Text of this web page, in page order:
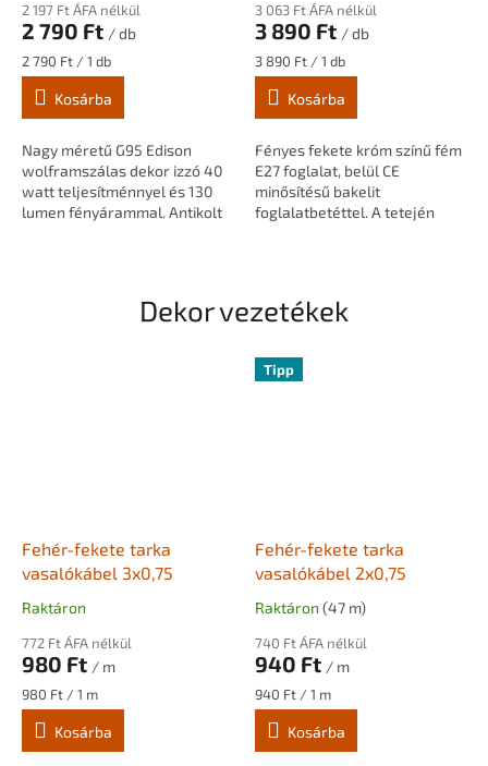
2 197 Ft ÁFA nélkül
2 790 Ft / db
Egységár:
2 790 Ft / 1 db
Kosárba
Nagy méretű G95 Edison
wolframszálas dekor izzó 40
watt teljesítménnyel és 130
lumen fényárammal. Antikolt
3 063 Ft ÁFA nélkül
3 890 Ft / db
Egységár:
3 890 Ft / 1 db
Kosárba
Fényes fekete króm színű fém
E27 foglalat, belül CE
minősítésű bakelit
foglalatbetéttel. A tetején
Dekor vezetékek
Fehér-fekete tarka
vasalókábel 3x0,75
Raktáron
772 Ft ÁFA nélkül
980 Ft / m
Egységár:
980 Ft / 1 m
Kosárba
Tipp
Fehér-fekete tarka
vasalókábel 2x0,75
Raktáron (47 m)
740 Ft ÁFA nélkül
940 Ft / m
Egységár:
940 Ft / 1 m
Kosárba